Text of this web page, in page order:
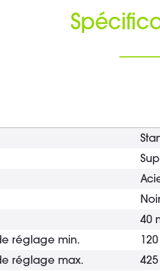
40
réglage min.
réglage max.